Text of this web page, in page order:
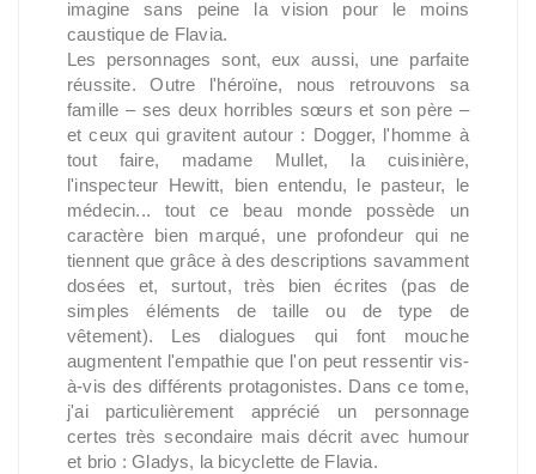
imagine sans peine la vision pour le moins
caustique de Flavia.
Les personnages sont, eux aussi, une parfaite
réussite. Outre l'héroïne, nous retrouvons sa
famille – ses deux horribles sœurs et son père –
et ceux qui gravitent autour : Dogger, l'homme à
tout faire, madame Mullet, la cuisinière,
l'inspecteur Hewitt, bien entendu, le pasteur, le
médecin... tout ce beau monde possède un
caractère bien marqué, une profondeur qui ne
tiennent que grâce à des descriptions savamment
dosées et, surtout, très bien écrites (pas de
simples éléments de taille ou de type de
vêtement). Les dialogues qui font mouche
augmentent l'empathie que l'on peut ressentir vis-
à-vis des différents protagonistes. Dans ce tome,
j'ai particulièrement apprécié un personnage
certes très secondaire mais décrit avec humour
et brio : Gladys, la bicyclette de Flavia.